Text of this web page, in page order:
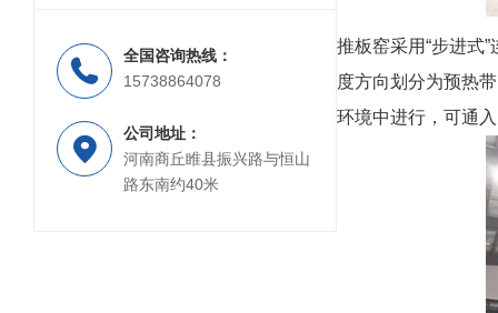
全国咨询热线：
15738864078
公司地址：
河南商丘睢县振兴路与恒山
路东南约40米
推板窑采用“步进式
度方向划分为预热
环境中进行，可通